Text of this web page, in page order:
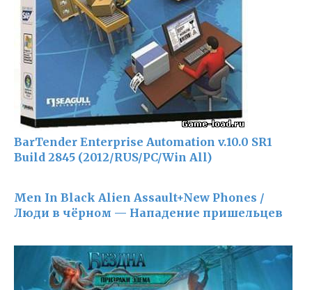
BarTender Enterprise Automation v.10.0 SR1
Build 2845 (2012/RUS/PC/Win All)
Men In Black Alien Assault+New Phones /
Люди в чёрном — Нападение пришельцев